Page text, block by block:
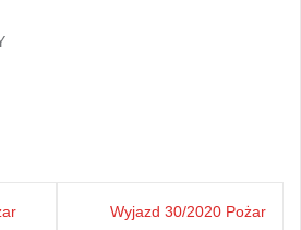
Wyjazd 30/2020 Pożar